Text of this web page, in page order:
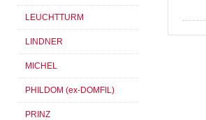
LEUCHTTURM
LINDNER
MICHEL
PHILDOM (ex-DOMFIL)
PRINZ